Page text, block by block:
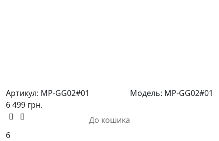
Артикул: MP-GG02#01 Модель: MP-GG02#01
6 499 грн.
До кошика
6